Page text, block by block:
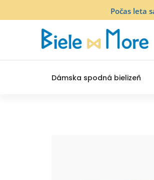
Počas leta
Dámska spodná bielizeň